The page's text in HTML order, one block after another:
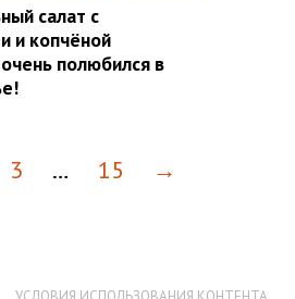
салат с
и копчёной
полюбился в
3 … 15 →